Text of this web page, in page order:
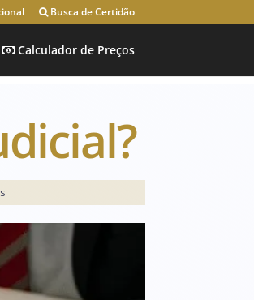
Busca de Certidão
Calculador de Preços